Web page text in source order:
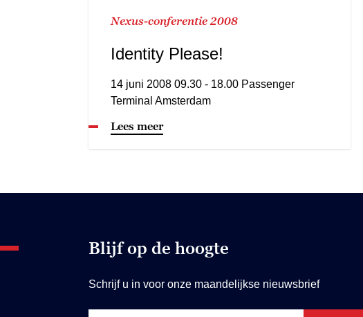
Nexus-conferentie 2008
Identity Please!
14 juni 2008 09.30 - 18.00 Passenger
Terminal Amsterdam
Lees meer
Blijf op de hoogte
Schrijf u in voor onze maandelijkse nieuwsbrief